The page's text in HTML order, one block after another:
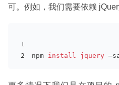
可。例如，我们需要依赖
npm install jquery